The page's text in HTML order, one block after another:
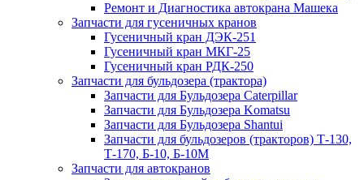
Ремонт и Диагностика автокрана Машека
Запчасти для гусеничных кранов
Гусеничный кран ДЭК-251
Гусеничный кран МКГ-25
Гусеничный кран РДК-250
Запчасти для бульдозера (трактора)
Запчасти для Бульдозера Caterpillar
Запчасти для Бульдозера Komatsu
Запчасти для Бульдозера Shantui
Запчасти для бульдозеров (тракторов) Т-130,
Т-170, Б-10, Б-10М
Запчасти для автокранов